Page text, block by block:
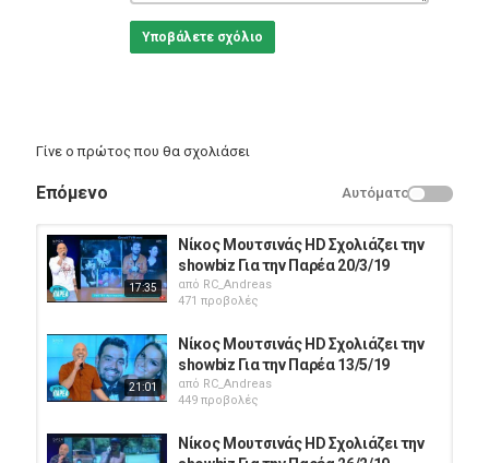
Υποβάλετε σχόλιο
Γίνε ο πρώτος που θα σχολιάσει
Επόμενο Αυτόματο
17:35
Νίκος Μουτσινάς HD Σχολιάζει την
showbiz Για την Παρέα 20/3/19
από RC_Andreas
471 προβολές
21:01
Νίκος Μουτσινάς HD Σχολιάζει την
showbiz Για την Παρέα 13/5/19
από RC_Andreas
449 προβολές
Νίκος Μουτσινάς HD Σχολιάζει την